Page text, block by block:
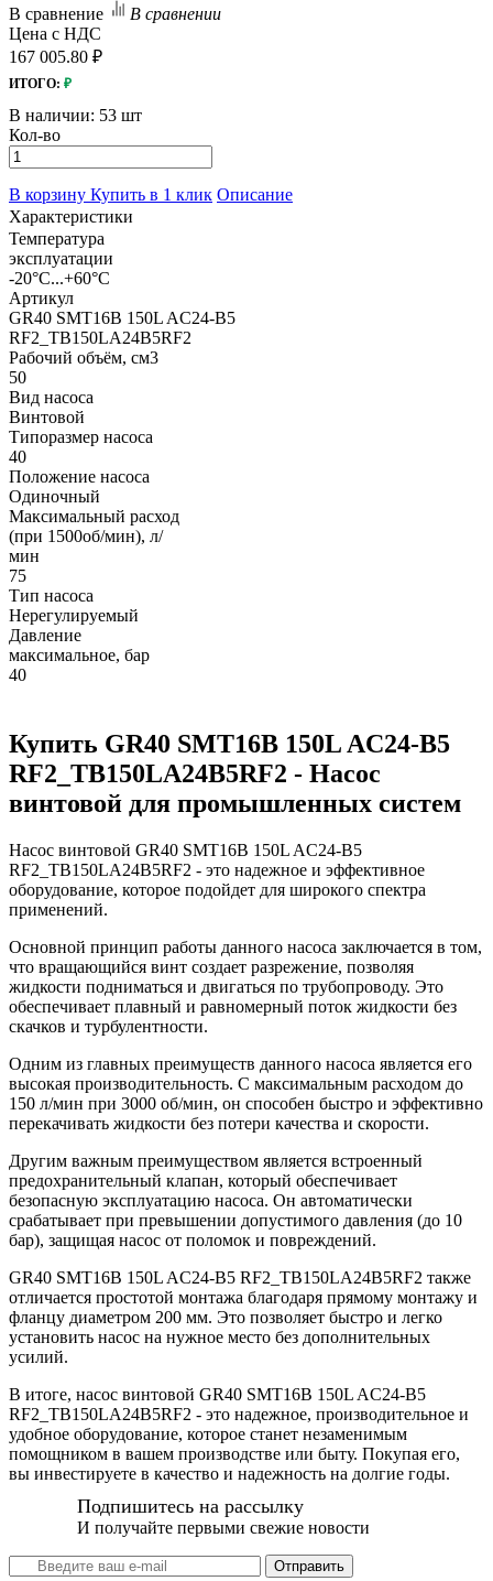
В сравнение
В сравнении
Цена с НДС
167 005.80 ₽
ИТОГО: ₽
В наличии: 53 шт
Кол-во
В корзину Купить в 1 клик Описание
Характеристики
Температура
эксплуатации
-20°С...+60°С
Артикул
GR40 SMT16B 150L AC24-B5
RF2_TB150LA24B5RF2
Рабочий объём, см3
50
Вид насоса
Винтовой
Типоразмер насоса
40
Положение насоса
Одиночный
Максимальный расход
(при 1500об/мин), л/
мин
75
Тип насоса
Нерегулируемый
Давление
максимальное, бар
40
Купить GR40 SMT16B 150L AC24-B5
RF2_TB150LA24B5RF2 - Насос
винтовой для промышленных систем
Насос винтовой GR40 SMT16B 150L AC24-B5
RF2_TB150LA24B5RF2 - это надежное и эффективное
оборудование, которое подойдет для широкого спектра
применений.
Основной принцип работы данного насоса заключается в том,
что вращающийся винт создает разрежение, позволяя
жидкости подниматься и двигаться по трубопроводу. Это
обеспечивает плавный и равномерный поток жидкости без
скачков и турбулентности.
Одним из главных преимуществ данного насоса является его
высокая производительность. С максимальным расходом до
150 л/мин при 3000 об/мин, он способен быстро и эффективно
перекачивать жидкости без потери качества и скорости.
Другим важным преимуществом является встроенный
предохранительный клапан, который обеспечивает
безопасную эксплуатацию насоса. Он автоматически
срабатывает при превышении допустимого давления (до 10
бар), защищая насос от поломок и повреждений.
GR40 SMT16B 150L AC24-B5 RF2_TB150LA24B5RF2 также
отличается простотой монтажа благодаря прямому монтажу и
фланцу диаметром 200 мм. Это позволяет быстро и легко
установить насос на нужное место без дополнительных
усилий.
В итоге, насос винтовой GR40 SMT16B 150L AC24-B5
RF2_TB150LA24B5RF2 - это надежное, производительное и
удобное оборудование, которое станет незаменимым
помощником в вашем производстве или быту. Покупая его,
вы инвестируете в качество и надежность на долгие годы.
Подпишитесь на рассылку
И получайте первыми свежие новости
Отправить